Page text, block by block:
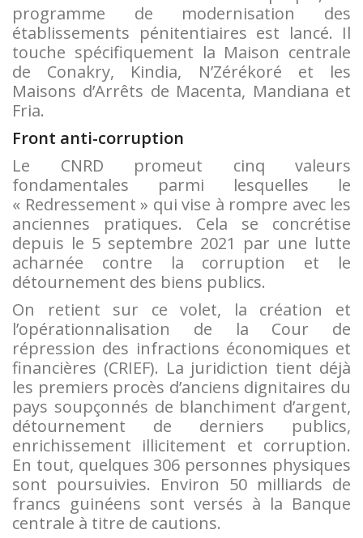
programme de modernisation des
établissements pénitentiaires est lancé. Il
touche spécifiquement la Maison centrale
de Conakry, Kindia, N’Zérékoré et les
Maisons d’Arrêts de Macenta, Mandiana et
Fria.
Front anti-corruption
Le CNRD promeut cinq valeurs
fondamentales parmi lesquelles le
« Redressement » qui vise à rompre avec les
anciennes pratiques. Cela se concrétise
depuis le 5 septembre 2021 par une lutte
acharnée contre la corruption et le
détournement des biens publics.
On retient sur ce volet, la création et
l’opérationnalisation de la Cour de
répression des infractions économiques et
financières (CRIEF). La juridiction tient déjà
les premiers procès d’anciens dignitaires du
pays soupçonnés de blanchiment d’argent,
détournement de derniers publics,
enrichissement illicitement et corruption.
En tout, quelques 306 personnes physiques
sont poursuivies. Environ 50 milliards de
francs guinéens sont versés à la Banque
centrale à titre de cautions.